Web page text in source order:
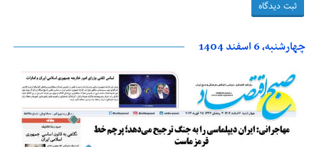
چهارشنبه، 6 اسفند 1404